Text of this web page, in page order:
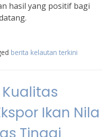
hasil yang positif bagi
berita kelautan terkini
Ikan Nila